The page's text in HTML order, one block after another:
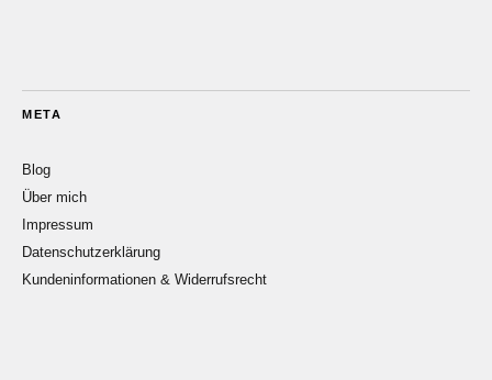
META
Blog
Über mich
Impressum
Datenschutzerklärung
Kundeninformationen & Widerrufsrecht